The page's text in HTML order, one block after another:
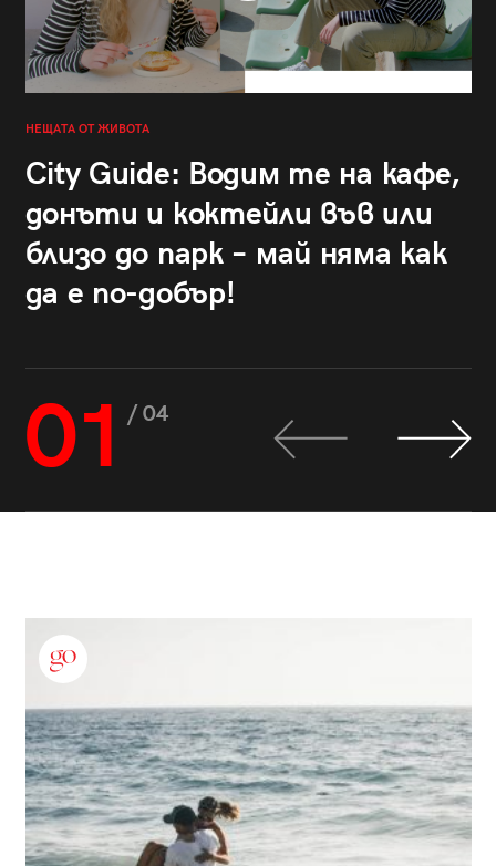
НЕЩАТА ОТ ЖИВОТА
City Guide: Водим те на кафе,
донъти и коктейли във или
близо до парк – май няма как
да е по-добър!
01 / 04